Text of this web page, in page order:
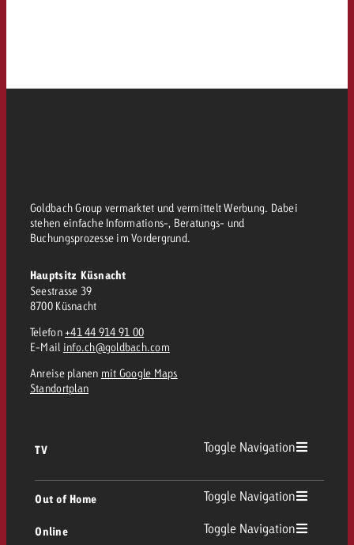
Goldbach Group vermarktet und vermittelt Werbung. Dabei
stehen einfache Informations-, Beratungs- und
Buchungsprozesse im Vordergrund.
Hauptsitz Küsnacht
Seestrasse 39
8700 Küsnacht
Telefon +41 44 914 91 00
E-Mail info.ch@goldbach.com
Anreise planen mit Google Maps
Standortplan
TV Toggle Navigation
Out of Home Toggle Navigation
Out of Home Übersicht
Online Toggle Navigation